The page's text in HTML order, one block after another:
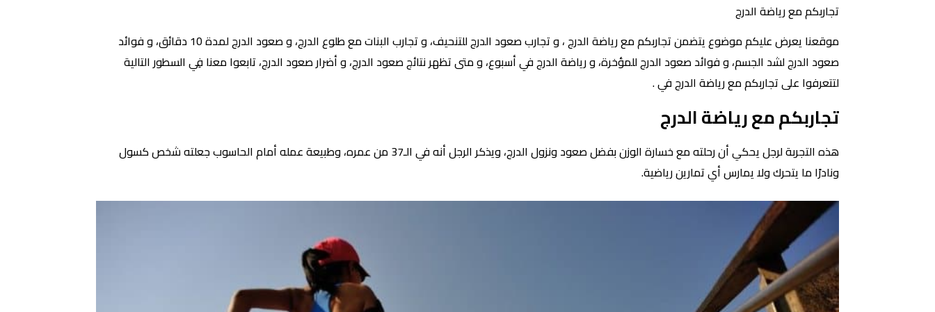
تجاربكم مع رياضة الدرج
موقعنا يعرض عليكم موضوع يتضمن تجاربكم مع رياضة الدرج ، و تجارب صعود الدرج للتنحيف، و تجارب البنات مع طلوع الدرج، و صعود الدرج لمدة 10 دقائق، و فوائد
صعود الدرج لشد الجسم، و فوائد صعود الدرج للمؤخرة، و رياضة الدرج في أسبوع، و متى تظهر نتائج صعود الدرج، و أضرار صعود الدرج، تابعوا معنا فِي السطور التالية
لتتعرفوا على تجاربكم مع رياضة الدرج في .
تجاربكم مع رياضة الدرج
هذه التجربة لرجل يحكي أن رحلته مع خسارة الوزن بفضل صعود ونزول الدرج، ويذكر الرجل أنه في الـ37 من عمره، وطبيعة عمله أمام الحاسوب جعلته شخص كسول
ونادرًا ما يتحرك ولا يمارس أي تمارين رياضية.